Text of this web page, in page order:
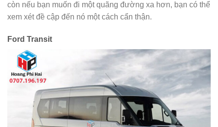
còn nếu bạn muốn đi một quãng đường xa hơn, bạn có thể
xem xét đề cập đến nó một cách cẩn thận.
Ford Transit